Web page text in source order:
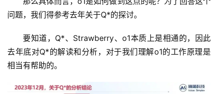
问题，我们得参考去年关于Q*的探讨。
要知道，Q*、Strawberry、o1本质上是相通的，因此
去年底对Q*的解读和分析，对于我们理解o1的工作原理是
相当有帮助的。